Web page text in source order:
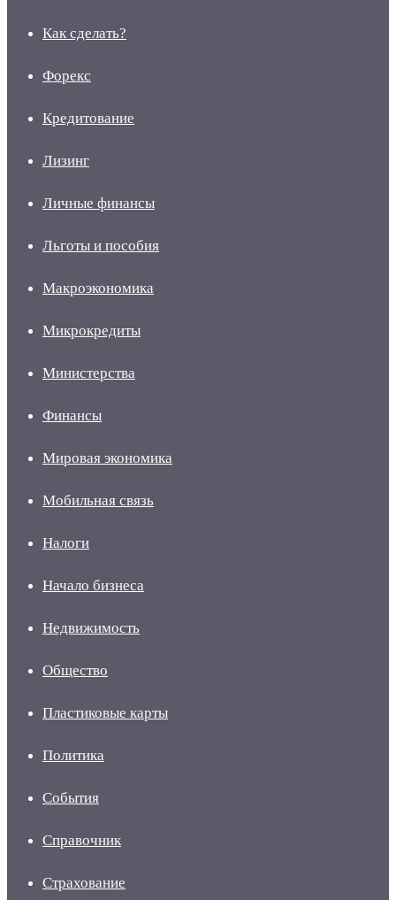
Как сделать?
Форекс
Кредитование
Лизинг
Личные финансы
Льготы и пособия
Макроэкономика
Микрокредиты
Министерства
Финансы
Мировая экономика
Мобильная связь
Налоги
Начало бизнеса
Недвижимость
Общество
Пластиковые карты
Политика
События
Справочник
Страхование